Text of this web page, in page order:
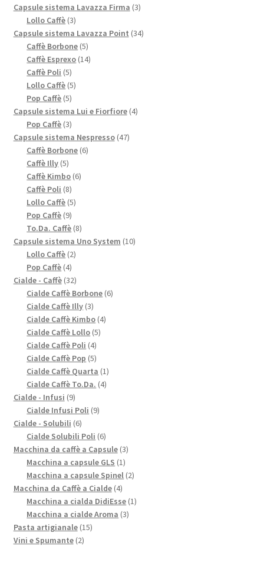
prodotti
Capsule sistema Lavazza Firma 33
Lollo Caffè 33
prodotti
Capsule sistema Lavazza Point 3434
Caffè Borbone 55
prodotti
Caffè Esprexo 1414
Caffè Poli 55
prodotti
Lollo Caffè 55
Pop Caffè 55
prodotti
Capsule sistema Lui e Fiorfiore 44
Pop Caffè 33
prodotti
Capsule sistema Nespresso 4747
Caffè Borbone 66
Caffè Illy 55
prodotti
Caffè Kimbo 66
Caffè Poli 88
prodotti
Lollo Caffè 55
Pop Caffè 99
prodotti
To.Da. Caffè 88
prodotti
Capsule sistema Uno System 1010
Lollo Caffè 22
Pop Caffè 44
prodotti
Cialde - Caffè 3232
prodotti
Cialde Caffè Borbone 66
Cialde Caffè Illy 33
prodotti
Cialde Caffè Kimbo 44
Cialde Caffè Lollo 55
Cialde Caffè Poli 44
prodotti
Cialde Caffè Pop 55
prodotti
Cialde Caffè Quarta 11
Cialde Caffè To.Da. 44
Cialde - Infusi 99
prodotti
Cialde Infusi Poli 99
Cialde - Solubili 66
prodotti
Cialde Solubili Poli 66
prodotti
Macchina da caffè a Capsule 33
Macchina a capsule GLS 11
prodotto
Macchina a capsule Spinel 22
Macchina da Caffè a Cialde 44
prodotti
Macchina a cialda DidiEsse 11
Macchina a cialde Aroma 33
Pasta artigianale 1515
Vini e Spumante 22